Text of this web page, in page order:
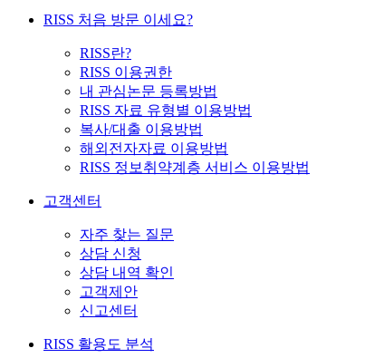
RISS 처음 방문 이세요?
RISS란?
RISS 이용권한
내 관심논문 등록방법
RISS 자료 유형별 이용방법
복사/대출 이용방법
해외전자자료 이용방법
RISS 정보취약계층 서비스 이용방법
고객센터
자주 찾는 질문
상담 신청
상담 내역 확인
고객제안
신고센터
RISS 활용도 분석